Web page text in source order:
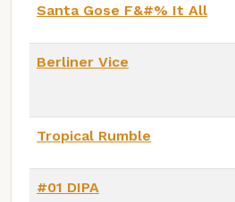
Santa Gose F&#% It All
Berliner Vice
Tropical Rumble
#01 DIPA